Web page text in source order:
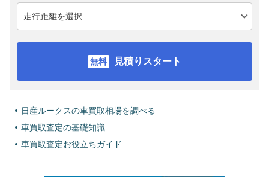
見積りスタート
日産ルークスの車買取相場を調べる
車買取査定の基礎知識
車買取査定お役立ちガイド